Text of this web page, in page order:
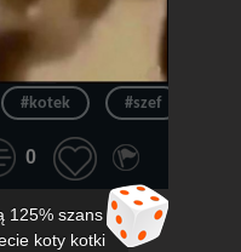
#kotek #szef
0
125% szans
koty kotki